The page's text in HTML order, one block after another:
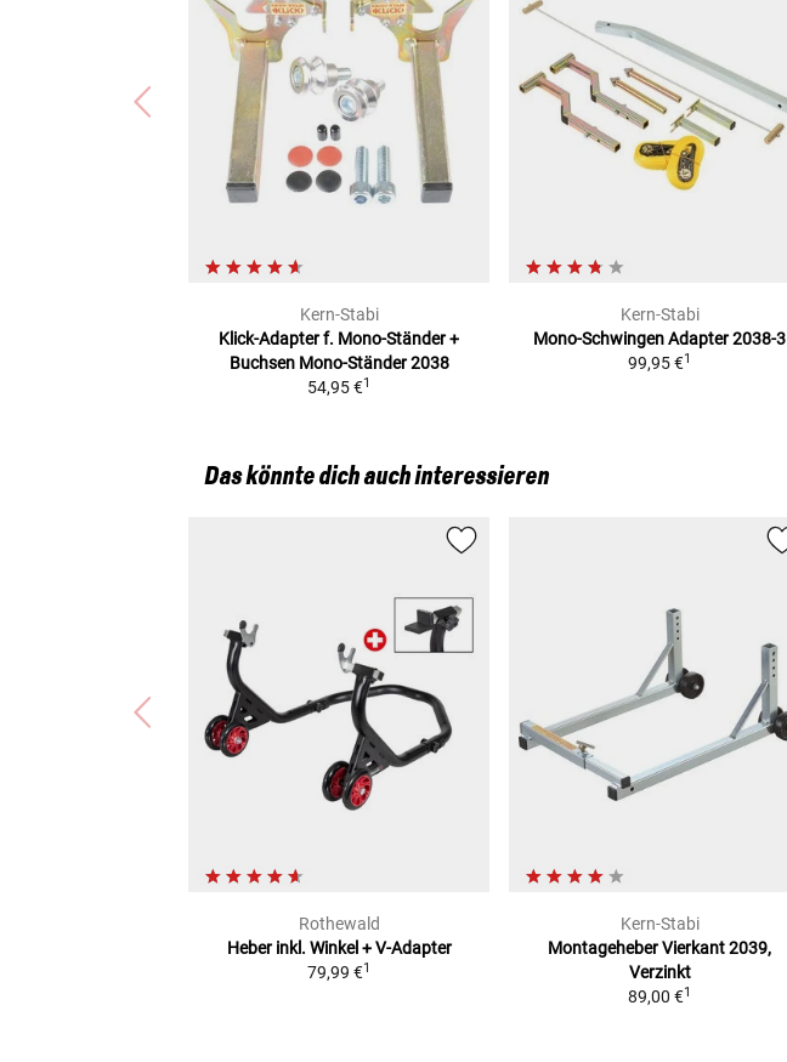
Kern-Stabi
Klick-Adapter f. Mono-Ständer +
Buchsen Mono-Ständer 2038
54,95 €1
Kern-Stabi
Mono-SchwingenAdapter 2038-3
99,95 €1
Das könnte dich auch interessieren
Rothewald
Heber inkl. Winkel + V-Adapter
79,99 €1
Kern-Stabi
Montageheber Vierkant 2039,
Verzinkt
89,00 €1